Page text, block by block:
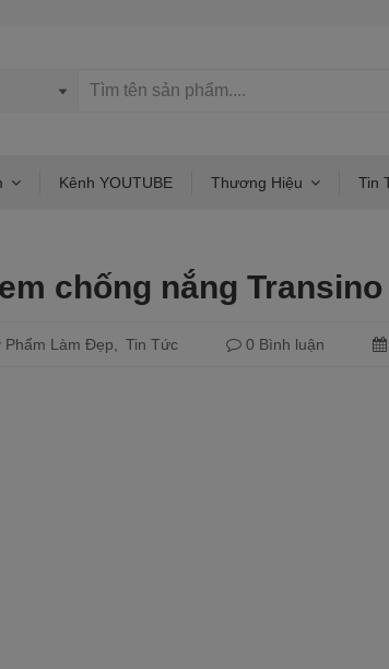
Kênh YOUTUBE Thương Hiệu Tin
chống nắng Transino
Phẩm Làm Đẹp Tin Tức 0 Bình luận